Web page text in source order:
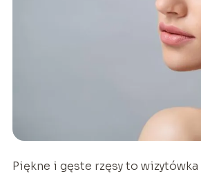
Piękne i gęste rzęsy to